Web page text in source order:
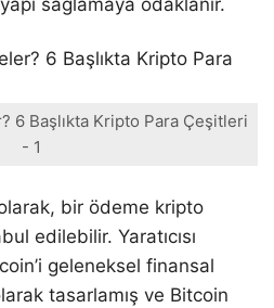
sağlamaya odaklanır.
6 Başlıkta Kripto Para Çeşitleri
- 1
bir ödeme kripto
edilebilir. Yaratıcısı
geleneksel finansal
tasarlamış ve Bitcoin